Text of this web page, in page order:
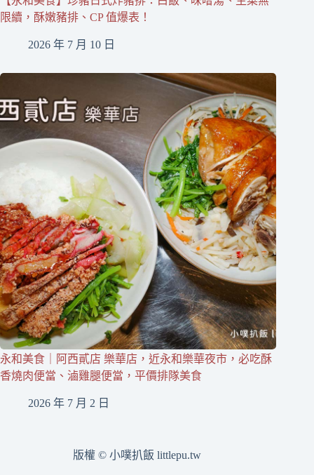
限續，酥嫩豬排、CP 值爆表！
2026 年 7 月 10 日
永和美食｜阿西貳店 樂華店，近永和樂華夜市，必吃酥
香燒肉便當、滷雞腿便當，平價排隊美食
2026 年 7 月 2 日
版權 © 小噗扒飯 littlepu.tw